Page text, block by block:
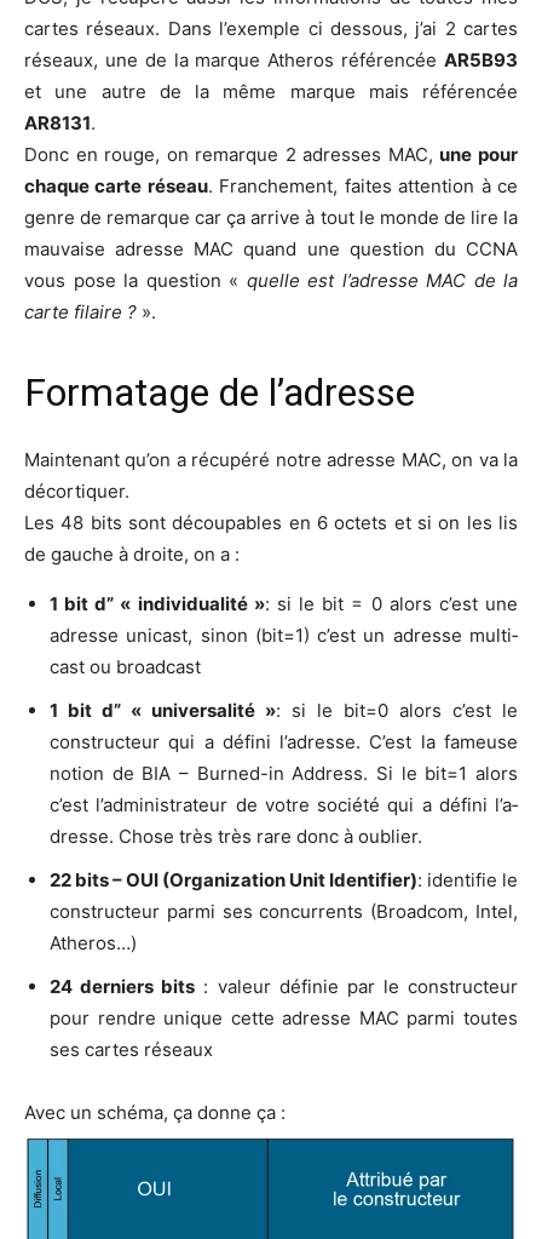
cartes réseaux. Dans l’exemple ci des­sous, j’ai 2 cartes
réseaux, une de la marque Athe­ros réfé­ren­cée AR5B93
et une autre de la même marque mais réfé­ren­cée
AR8131.
Donc en rouge, on remarque 2 adresses MAC,une pour
chaque carte réseau. Fran­che­ment, faites atten­tion à ce
genre de remarque car ça arrive à tout le monde de lire la
mau­vaise adresse MAC quand une ques­tion du CCNA
vous pose la ques­tion « quelle est l’a­dresse MAC de la
carte filaire ? ».
Formatage de l’adresse
Main­te­nant qu’on a récu­pé­ré notre adresse MAC, on va la
décortiquer.
Les 48 bits sont décou­pables en 6 octets et si on les lis
de gauche à droite, on a :
1 bit d” « indi­vi­dua­li­té »: si le bit = 0 alors c’est une
adresse uni­cast, sinon (bit=1) c’est un adresse mul­ti­
cast ou broadcast
1 bit d” « uni­ver­sa­li­té »: si le bit=0 alors c’est le
construc­teur qui a défi­ni l’a­dresse. C’est la fameuse
notion de BIA – Bur­ned-in Address. Si le bit=1 alors
c’est l’ad­mi­nis­tra­teur de votre socié­té qui a défi­ni l’a­
dresse. Chose très très rare donc à oublier.
22 bits – OUI (Orga­ni­za­tion Unit Iden­ti­fier): iden­ti­fie le
construc­teur par­mi ses concur­rents (Broad­com, Intel,
Atheros…)
24 der­niers bits : valeur défi­nie par le construc­teur
pour rendre unique cette adresse MAC par­mi toutes
ses cartes réseaux
Avec un sché­ma, ça donne ça :